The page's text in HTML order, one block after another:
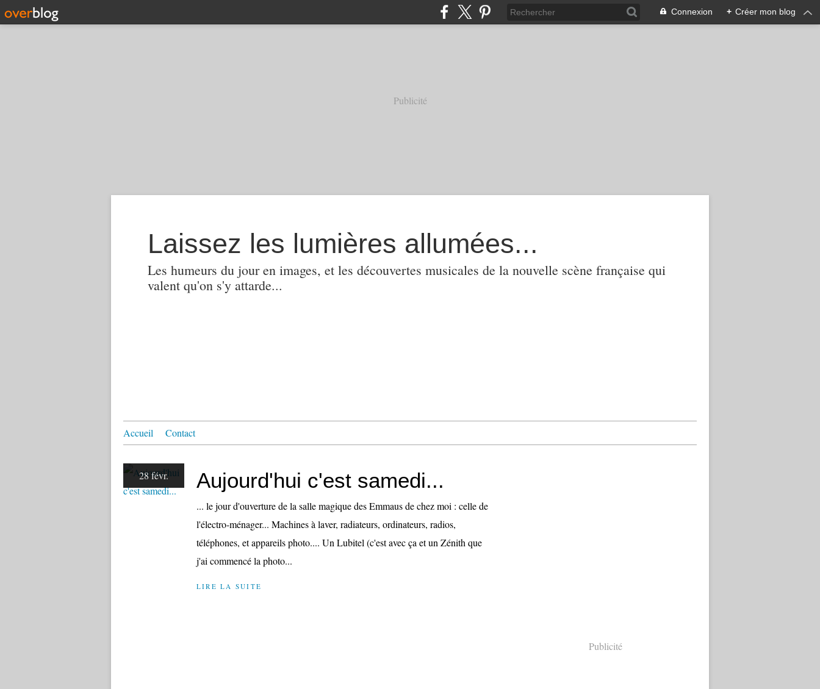
Connexion + Créer mon blog
Publicité
Laissez les lumières allumées...
Les humeurs du jour en images, et les découvertes musicales de la nouvelle scène française qui
valent qu'on s'y attarde...
Accueil Contact
28 févr. Aujourd'hui c'est samedi...
... le jour d'ouverture de la salle magique des Emmaus de chez moi : celle de
l'électro-ménager... Machines à laver, radiateurs, ordinateurs, radios,
téléphones, et appareils photo.... Un Lubitel (c'est avec ça et un Zénith que
j'ai commencé la photo...
LIRE LA SUITE
Publicité